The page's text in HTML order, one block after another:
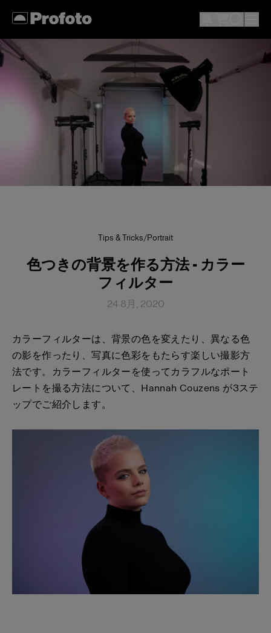
Tips & Tricks/Portrait
色つきの背景を作る方法 - カラー
フィルター
24 8月, 2020
カラーフィルターは、背景の色を変えたり、異なる色
の影を作ったり、写真に色彩をもたらす楽しい撮影方
法です。カラーフィルターを使ってカラフルなポート
レートを撮る方法について、 Hannah Couzens が3ステ
ップでご紹介します。